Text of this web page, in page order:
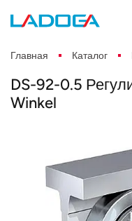
Главная Каталог
DS-92-0.5
Winkel